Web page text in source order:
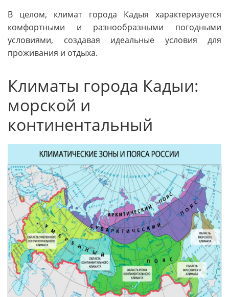
В целом, климат города Кадыя характеризуется
комфортными и разнообразными погодными
условиями, создавая идеальные условия для
проживания и отдыха.
Климаты города Кадыи:
морской и
континентальный